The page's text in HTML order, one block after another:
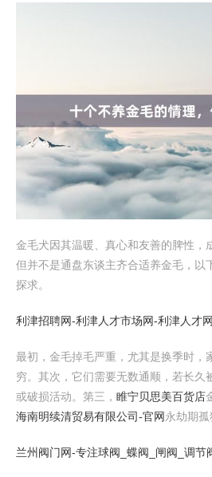
金毛犬因其温暖、真心和友善的脾性，
但并不是通盘东谈主齐合适养金毛，以
探求。
利津招聘网-利津人才市场网-利津人才网
最初，金毛掉毛严重，尤其是换季时，
穷。其次，它们需要无数通顺，若长久
或破损活动。第三， 睢宁贝思美百货店
海南明续清贸易有限公司-官网永劫期孤
兰州阀门网-专注球阀_蝶阀_闸阀_调节